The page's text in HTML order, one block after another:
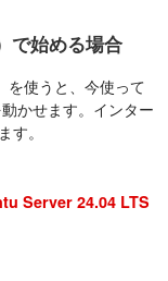
で始める場合
を使うと、今使って
かせます。インター
。
Server 24.04 LTS